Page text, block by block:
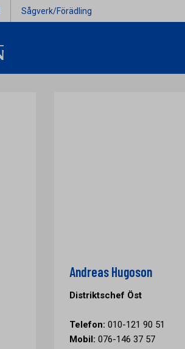
Sågverk/Förädling
Andreas Hugoson
Distriktschef Öst
Telefon: 010-121 90 51
Mobil: 076-146 37 57